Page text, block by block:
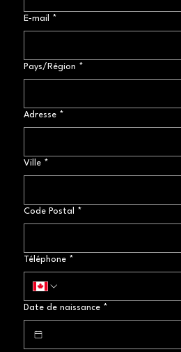
E‑mail *
Adresse postal
Pays/Région *
Adresse *
Ville *
Code Postal *
Téléphone *
Date de naissance *